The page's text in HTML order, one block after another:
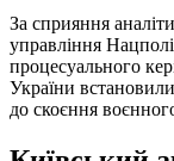
За сприяння
управління
процесуального
України
до скоєння